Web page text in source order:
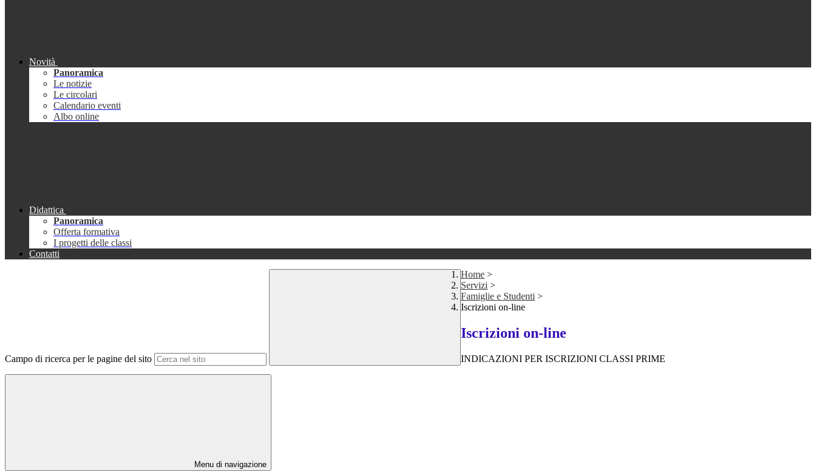
Novità
Panoramica
Le notizie
Le circolari
Calendario eventi
Albo online
Didattica
Panoramica
Offerta formativa
I progetti delle classi
Contatti
Campo di ricerca per le pagine del sito
Home >
Servizi >
Famiglie e Studenti >
Iscrizioni on-line
Iscrizioni on-line
INDICAZIONI PER ISCRIZIONI CLASSI PRIME
Menu di navigazione